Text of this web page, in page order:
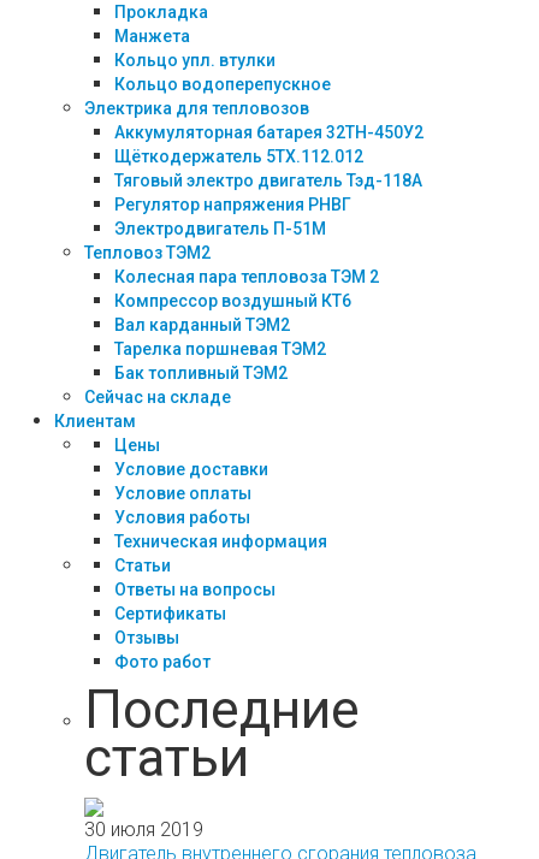
Прокладка
Манжета
Кольцо упл. втулки
Кольцо водоперепускное
Электрика для тепловозов
Аккумуляторная батарея 32ТН-450У2
Щёткодержатель 5ТХ.112.012
Тяговый электро двигатель Тэд-118А
Регулятор напряжения РНВГ
Электродвигатель П-51М
Тепловоз ТЭМ2
Колесная пара тепловоза ТЭМ 2
Компрессор воздушный КТ6
Вал карданный ТЭМ2
Тарелка поршневая ТЭМ2
Бак топливный ТЭМ2
Сейчас на складе
Клиентам
Цены
Условие доставки
Условие оплаты
Условия работы
Техническая информация
Статьи
Ответы на вопросы
Сертификаты
Отзывы
Фото работ
Последние
статьи
30 июля 2019
Двигатель внутреннего сгорания тепловоза